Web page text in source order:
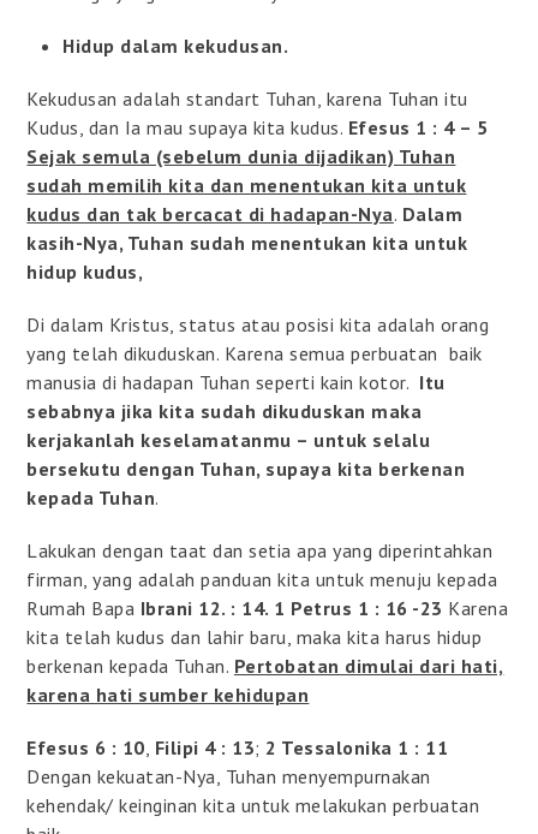
Hidup dalam kekudusan.
Kekudusan adalah standart Tuhan, karena Tuhan itu
Kudus, dan Ia mau supaya kita kudus. Efesus 1 : 4 – 5
Sejak semula (sebelum dunia dijadikan) Tuhan
sudah memilih kita dan menentukan kita untuk
kudus dan tak bercacat di hadapan-Nya. Dalam
kasih-Nya, Tuhan sudah menentukan kita untuk
hidup kudus,
Di dalam Kristus, status atau posisi kita adalah orang
yang telah dikuduskan. Karena semua perbuatan baik
manusia di hadapan Tuhan seperti kain kotor. Itu
sebabnya jika kita sudah dikuduskan maka
kerjakanlah keselamatanmu – untuk selalu
bersekutu dengan Tuhan, supaya kita berkenan
kepada Tuhan.
Lakukan dengan taat dan setia apa yang diperintahkan
firman, yang adalah panduan kita untuk menuju kepada
Rumah Bapa Ibrani 12. : 14. 1 Petrus 1 : 16 -23 Karena
kita telah kudus dan lahir baru, maka kita harus hidup
berkenan kepada Tuhan. Pertobatan dimulai dari hati,
karena hati sumber kehidupan
Efesus 6 : 10 Filipi 4 : 13; 2 Tessalonika 1 : 11
Dengan kekuatan-Nya, Tuhan menyempurnakan
kehendak/ keinginan kita untuk melakukan perbuatan